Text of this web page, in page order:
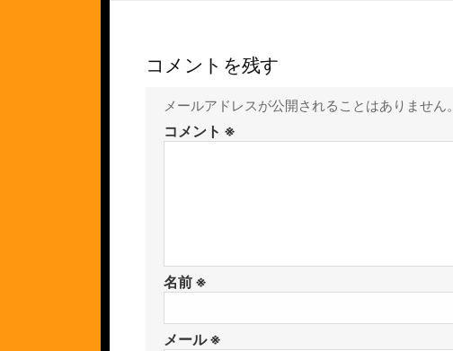
コメントを残す
メールアドレスが公開されることはありません。
コメント ※
名前 ※
メール※